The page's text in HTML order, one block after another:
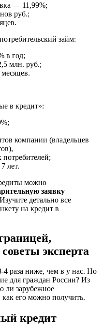
— 11,99%;
руб.;
займ:
в год;
млн. руб.;
в кредит»:
компании (владельцев
лет.
можно
заявку
детально все
на кредит в
эксперта
4 раза ниже, чем в у нас. Но
для граждан России? Из
ли зарубежное
как его можно получить.
кредит